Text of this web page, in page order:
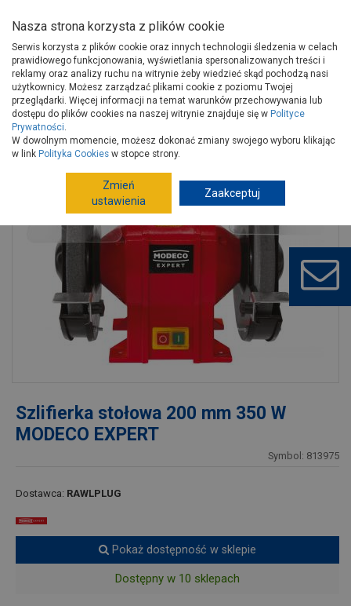
Strona główna Narzędzia
Elektronarzędzia, osprzęt
Narzędzia stołowe
Szlifierki stołowe
Szlifierka stołowa 200 mm 350 W MODECO EXPERT
Szlifierka stołowa 200 mm 350 W
MODECO EXPERT
Symbol: 813975
Dostawca: RAWLPLUG
Pokaż dostępność w sklepie
Dostępny w 10 sklepach
Nasza strona korzysta z plików cookie
Serwis korzysta z plików cookie oraz innych technologii śledzenia w celach
prawidłowego funkcjonowania, wyświetlania spersonalizowanych treści i
reklamy oraz analizy ruchu na witrynie żeby wiedzieć skąd pochodzą nasi
użytkownicy. Możesz zarządzać plikami cookie z poziomu Twojej
przeglądarki. Więcej informacji na temat warunków przechowywania lub
dostępu do plików cookies na naszej witrynie znajduje się w Polityce
Prywatności.
W dowolnym momencie, możesz dokonać zmiany swojego wyboru klikając
w link Polityka Cookies w stopce strony.
Zmień
ustawienia
Zaakceptuj